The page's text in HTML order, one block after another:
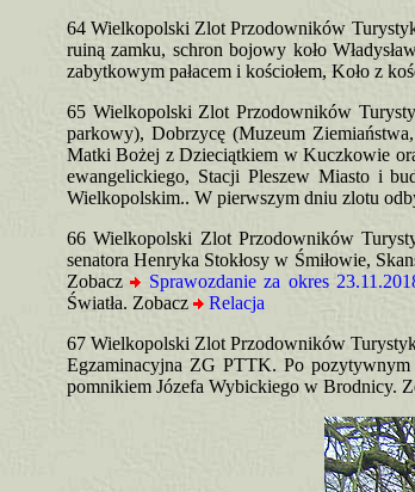
64 Wielkopolski Zlot Przodowników
ruiną zamku, schron bojowy koło
zabytkowym pałacem i kościołem, Koło z
65 Wielkopolski Zlot Przodowników
parkowy), Dobrzycę (Muzeum
Matki Bożej z Dzieciątkiem w Kuczkowie
ewangelickiego, Stacji Pleszew Miasto i
Wielkopolskim.. W pierwszym dniu zlotu
66 Wielkopolski Zlot Przodowników
senatora Henryka Stokłosy w Śmiłowie,
Zobacz
Sprawozdanie za okres
Światła. Zobacz
Relacja
67 Wielkopolski Zlot Przodowników
Egzaminacyjna ZG PTTK. Po pozytywnym
pomnikiem Józefa Wybickiego w Brodnicy.